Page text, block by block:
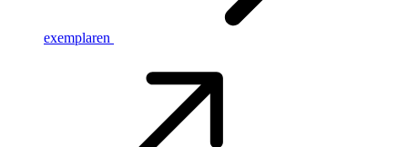
exemplaren